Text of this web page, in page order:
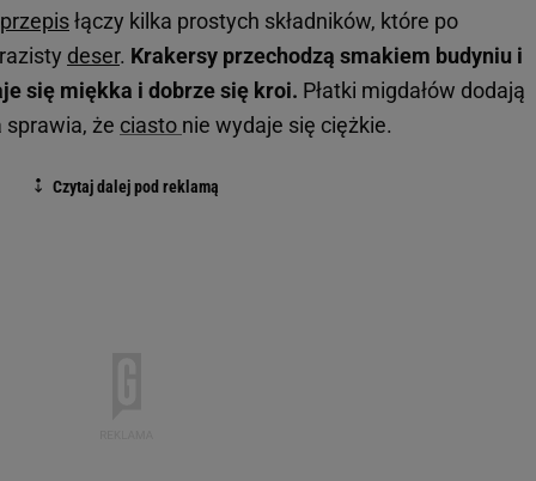
przepisłączy kilka prostych składników, które po
deser. Krakersy przechodzą smakiem budyniu i
się miękka i dobrze się kroi. Płatki migdałów dodają
że ciasto nie wydaje się ciężkie.